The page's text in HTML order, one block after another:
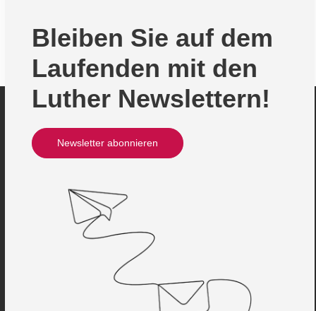
Bleiben Sie auf dem
Laufenden mit den
Luther Newslettern!
Newsletter abonnieren